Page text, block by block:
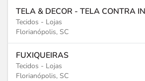
TELA & DECOR - TELA CONTRA
Tecidos - Lojas
Florianópolis, SC
FUXIQUEIRAS
Tecidos - Lojas
Florianópolis, SC